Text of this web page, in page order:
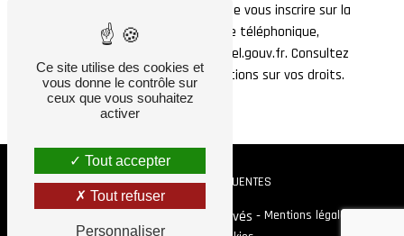
contentieux. Vous avez le droit de vous inscrire sur la
liste d'opposition au démarchage téléphonique,
Bloctel.gouv.fr. Consultez
le site cnil.fr pour plus d’informations sur vos droits.
RECHERCHES FRÉQUENTES
- 2026 - Tous droits réservés - Mentions légales
Ce site utilise des cookies et
vous donne le contrôle sur
ceux que vous souhaitez
activer
Tout accepter
Tout refuser
Personnaliser